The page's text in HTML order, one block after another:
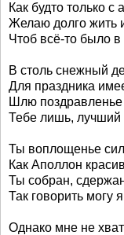
Как будто только
Желаю долго жить
Чтоб всё-то было
В столь снежный
Для праздника
Шлю
Тебе лишь, лучший
Ты воплощенье
Как Аполлон
Ты собран,
Так говорить могу
Однако мне не